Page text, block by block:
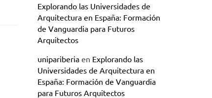
Explorando las Universidades de
Arquitectura en España: Formación
de Vanguardia para Futuros
Arquitectos
unipariberiaen Explorando las
Universidades de Arquitectura en
España: Formación de Vanguardia
para Futuros Arquitectos